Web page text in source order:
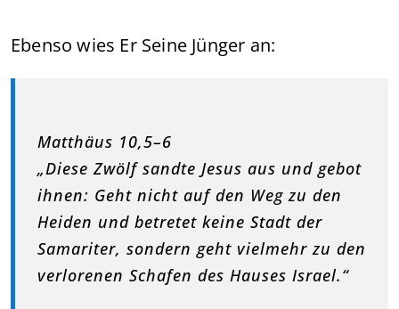
Ebenso wies Er Seine Jünger an:
Matthäus 10,5–6
„Diese Zwölf sandte Jesus aus und gebot
ihnen: Geht nicht auf den Weg zu den
Heiden und betretet keine Stadt der
Samariter, sondern geht vielmehr zu den
verlorenen Schafen des Hauses Israel.“